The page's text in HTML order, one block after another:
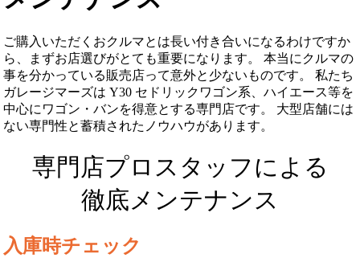
ご購入いただくおクルマとは長い付き合いになるわけですか
ら、まずお店選びがとても重要になります。 本当にクルマの
事を分かっている販売店って意外と少ないものです。 私たち
ガレージマーズは Y30 セドリックワゴン系、ハイエース等を
中心にワゴン・バンを得意とする専門店です。 大型店舗には
ない専門性と蓄積されたノウハウがあります。
専門店プロスタッフによる
徹底メンテナンス
入庫時チェック